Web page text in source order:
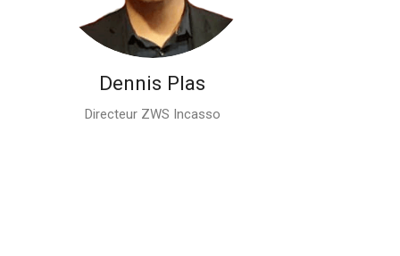
Dennis Plas
Directeur ZWS Incasso